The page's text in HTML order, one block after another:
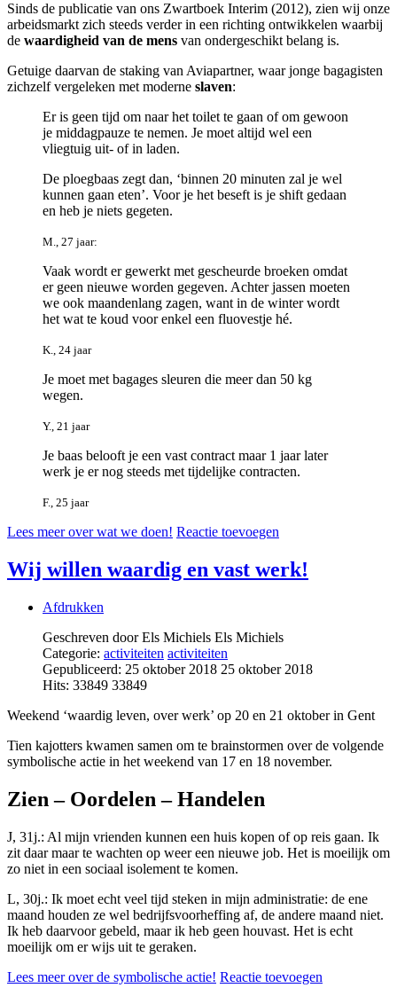
Sinds de publicatie van ons Zwartboek Interim (2012), zien wij onze
arbeidsmarkt zich steeds verder in een richting ontwikkelen waarbij
de waardigheid van de mens van ondergeschikt belang is.
Getuige daarvan de staking van Aviapartner, waar jonge bagagisten
zichzelf vergeleken met moderne slaven:
Er is geen tijd om naar het toilet te gaan of om gewoon
je middagpauze te nemen. Je moet altijd wel een
vliegtuig uit- of in laden.
De ploegbaas zegt dan, ‘binnen 20 minuten zal je wel
kunnen gaan eten’. Voor je het beseft is je shift gedaan
en heb je niets gegeten.
M., 27 jaar:
Vaak wordt er gewerkt met gescheurde broeken omdat
er geen nieuwe worden gegeven. Achter jassen moeten
we ook maandenlang zagen, want in de winter wordt
het wat te koud voor enkel een fluovestje hé.
K., 24 jaar
Je moet met bagages sleuren die meer dan 50 kg
wegen.
Y., 21 jaar
Je baas belooft je een vast contract maar 1 jaar later
werk je er nog steeds met tijdelijke contracten.
F., 25 jaar
Lees meer over wat we doen! Reactie toevoegen
Wij willen waardig en vast werk!
Afdrukken
Geschreven door Els Michiels Els Michiels
Categorie: activiteiten activiteiten
Gepubliceerd: 25 oktober 2018 25 oktober 2018
Hits: 33849 33849
Weekend ‘waardig leven, over werk’ op 20 en 21 oktober in Gent
Tien kajotters kwamen samen om te brainstormen over de volgende
symbolische actie in het weekend van 17 en 18 november.
Zien – Oordelen – Handelen
J, 31j.: Al mijn vrienden kunnen een huis kopen of op reis gaan. Ik
zit daar maar te wachten op weer een nieuwe job. Het is moeilijk om
zo niet in een sociaal isolement te komen.
L, 30j.: Ik moet echt veel tijd steken in mijn administratie: de ene
maand houden ze wel bedrijfsvoorheffing af, de andere maand niet.
Ik heb daarvoor gebeld, maar ik heb geen houvast. Het is echt
moeilijk om er wijs uit te geraken.
Lees meer over de symbolische actie! Reactie toevoegen